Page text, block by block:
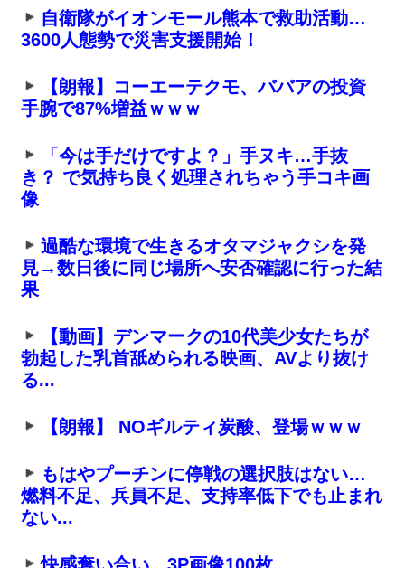
自衛隊がイオンモール熊本で救助活動…
3600人態勢で災害支援開始！
【朗報】コーエーテクモ、ババアの投資
手腕で87%増益ｗｗｗ
「今は手だけですよ？」手ヌキ…手抜
き？ で気持ち良く処理されちゃう手コキ画
像
過酷な環境で生きるオタマジャクシを発
見→数日後に同じ場所へ安否確認に行った結
果
【動画】デンマークの10代美少女たちが
勃起した乳首舐められる映画、AVより抜け
る...
【朗報】 NOギルティ炭酸、登場ｗｗｗ
もはやプーチンに停戦の選択肢はない…
燃料不足、兵員不足、支持率低下でも止まれ
ない...
快感奪い合い…3P画像100枚